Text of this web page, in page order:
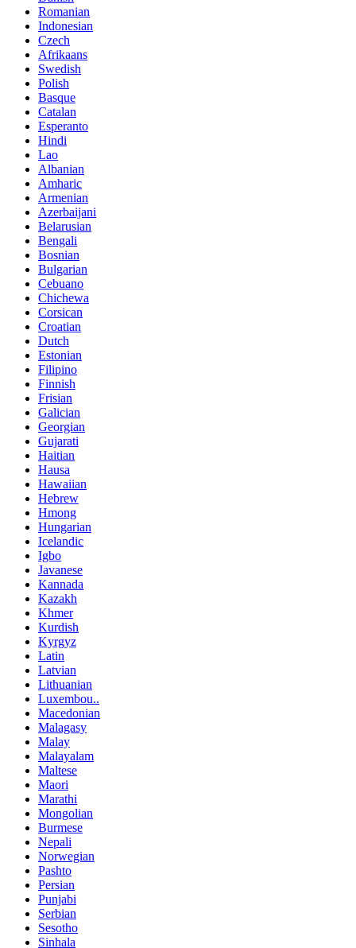
Romanian
Indonesian
Czech
Afrikaans
Swedish
Polish
Basque
Catalan
Esperanto
Hindi
Lao
Albanian
Amharic
Armenian
Azerbaijani
Belarusian
Bengali
Bosnian
Bulgarian
Cebuano
Chichewa
Corsican
Croatian
Dutch
Estonian
Filipino
Finnish
Frisian
Galician
Georgian
Gujarati
Haitian
Hausa
Hawaiian
Hebrew
Hmong
Hungarian
Icelandic
Igbo
Javanese
Kannada
Kazakh
Khmer
Kurdish
Kyrgyz
Latin
Latvian
Lithuanian
Luxembou..
Macedonian
Malagasy
Malay
Malayalam
Maltese
Maori
Marathi
Mongolian
Burmese
Nepali
Norwegian
Pashto
Persian
Punjabi
Serbian
Sesotho
Sinhala